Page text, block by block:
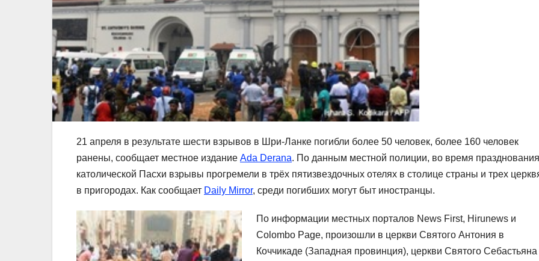
21 апреля в результате шести взрывов в Шри-Ланке погибли более 50 человек, более 160 человек
ранены, сообщает местное издание Ada Derana. По данным местной полиции, во время празднования
католической Пасхи взрывы прогремели в трёх пятизвездочных отелях в столице страны и трех
в пригородах. Как сообщает Daily Mirror, среди погибших могут быт иностранцы.
По информации местных порталов News First, Hirunews и
Colombo Page, произошли в церкви Святого Антония в
Коччикаде (Западная провинция), церкви Святого Себастьяна